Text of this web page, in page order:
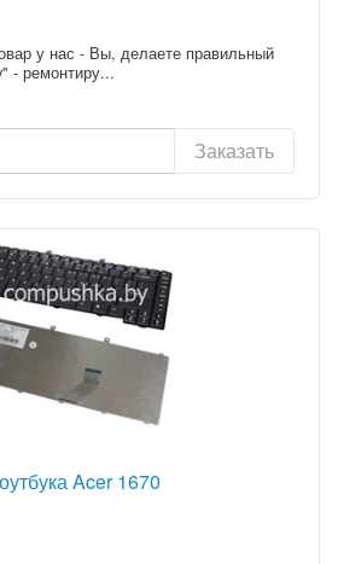
у нас - Вы, делаете правильный
- ремонтиру...
Заказать
Acer 1670